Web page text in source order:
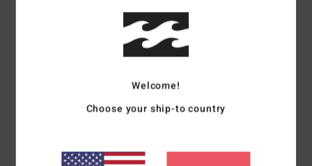
Reviews van klanten
Gemiddelde score
4.0
Welcome!
Choose your ship-to country